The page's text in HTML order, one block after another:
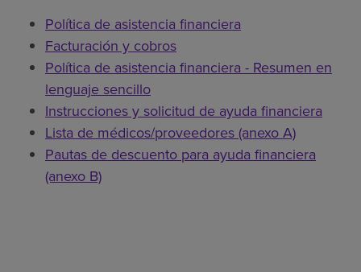
Política de asistencia financiera
Facturación y cobros
Política de asistencia financiera - Resumen en
lenguaje sencillo
Instrucciones y solicitud de ayuda financiera
Lista de médicos/proveedores (anexo A)
Pautas de descuento para ayuda financiera
(anexo B)